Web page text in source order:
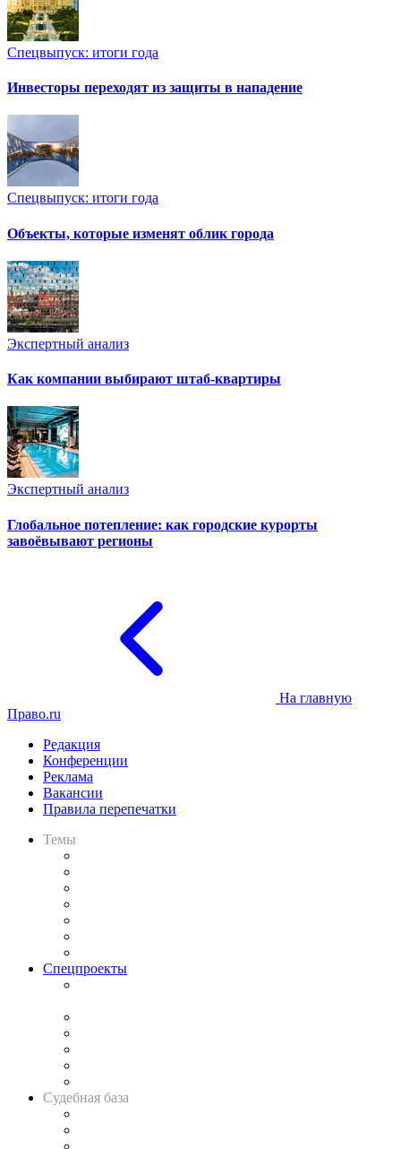
Спецвыпуск: итоги года
Инвесторы переходят из защиты в нападение
Спецвыпуск: итоги года
Объекты, которые изменят облик города
Экспертный анализ
Как компании выбирают штаб-квартиры
Экспертный анализ
Глобальное потепление: как городские курорты
завоёвывают регионы
На главную
Право.ru
Редакция
Конференции
Реклама
Вакансии
Правила перепечатки
Темы
Спецпроекты
Судебная база